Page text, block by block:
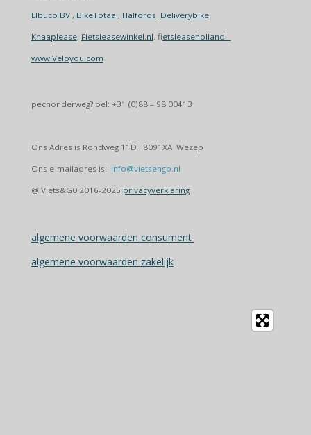
Elbuco BV , BikeTotaal, Halfords Deliverybike
Knaaplease Fietsleasewinkel.nl. fietsleaseholland
www.Veloyou.com
pechonderweg? bel: +31 (0)88 – 98 00413
Ons Adres is Rondweg 11D 8091XA Wezep
Ons e-mailadres is: info@vietsengo.nl
@ Viets&G0 2016-2025 privacyverklaring
algemene voorwaarden consument
algemene voorwaarden zakelijk